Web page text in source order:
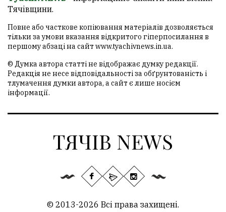
Тячівщини.
Повне або часткове копіювання матеріалів дозволяється
тільки за умови вказання відкритого гіперпосилання в
першому абзаці на сайт www.tyachivnews.in.ua.
© Думка автора статті не відображає думку редакції.
Редакція не несе відповідальності за обґрунтованість і
тлумачення думки автора, а сайт є лише носієм
інформації.
ТЯЧІВ NEWS
© 2013-2026 Всі права захищені.